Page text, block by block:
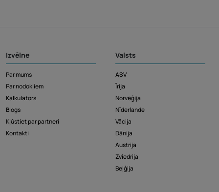
Izvēlne
Par mums
Par nodokļiem
Kalkulators
Blogs
Kļūstiet par partneri
Kontakti
Valsts
ASV
Īrija
Norvēģija
Nīderlande
Vācija
Dānija
Austrija
Zviedrija
Beļģija